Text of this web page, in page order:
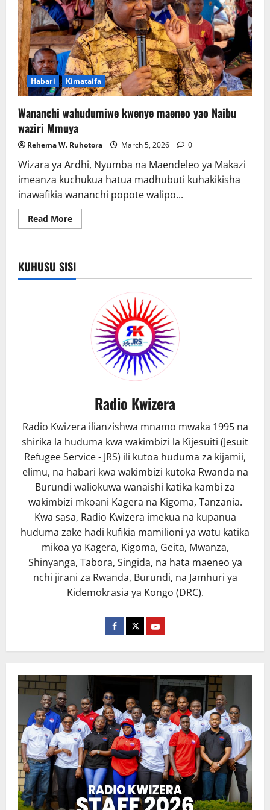
Habari Kimataifa
Wananchi wahudumiwe kwenye maeneo yao Naibu
waziri Mmuya
Rehema W. Ruhotora March 5, 2026 0
Wizara ya Ardhi, Nyumba na Maendeleo ya Makazi
imeanza kuchukua hatua madhubuti kuhakikisha
inawafikia wananchi popote walipo...
Read MoreRead
more
kwenye
maeneo
yao
KUHUSU SISI
Radio Kwizera
Radio Kwizera ilianzishwa mnamo mwaka 1995 na
shirika la huduma kwa wakimbizi la Kijesuiti (Jesuit
Refugee Service - JRS) ili kutoa huduma za kijamii,
elimu, na habari kwa wakimbizi kutoka Rwanda na
Burundi waliokuwa wanaishi katika kambi za
wakimbizi mkoani Kagera na Kigoma, Tanzania.
Kwa sasa, Radio Kwizera imekua na kupanua
huduma zake hadi kufikia mamilioni ya watu katika
mikoa ya Kagera, Kigoma, Geita, Mwanza,
Shinyanga, Tabora, Singida, na hata maeneo ya
nchi jirani za Rwanda, Burundi, na Jamhuri ya
Kidemokrasia ya Kongo (DRC).